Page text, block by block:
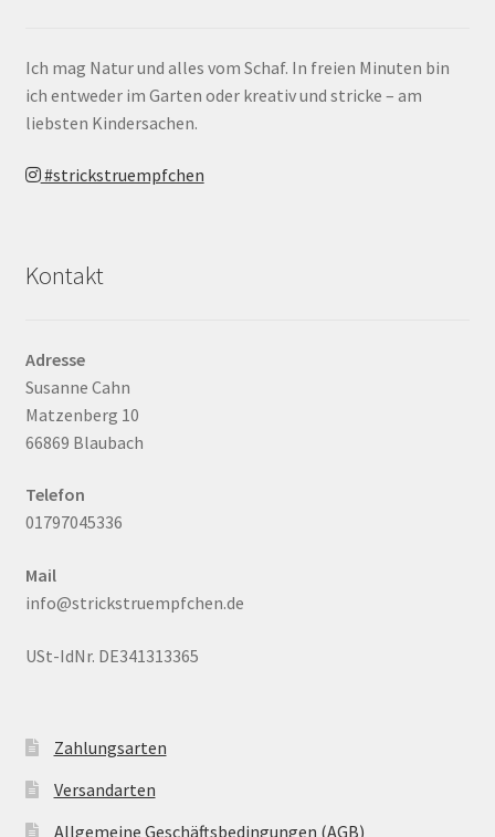
Ich mag Natur und alles vom Schaf. In freien Minuten bin
ich entweder im Garten oder kreativ und stricke – am
liebsten Kindersachen.
#strickstruempfchen
Kontakt
Adresse
Susanne Cahn
Matzenberg 10
66869 Blaubach
Telefon
01797045336
Mail
info@strickstruempfchen.de
USt-IdNr. DE341313365
Zahlungsarten
Versandarten
Allgemeine Geschäftsbedingungen (AGB)